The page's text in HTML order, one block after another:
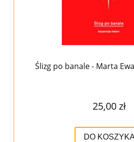
Ślizg po banale - Marta
25,00 zł
DO